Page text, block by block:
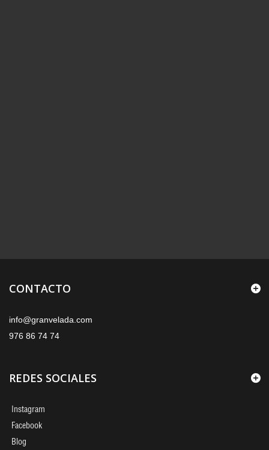
CONTACTO
info@granvelada.com
976 86 74 74
REDES SOCIALES
Instagram
Facebook
Blog